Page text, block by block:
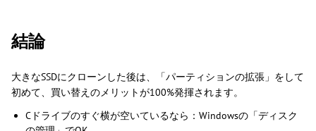
結論
大きなSSDにクローンした後は、「パーティションの拡張」をして
初めて、買い替えのメリットが100%発揮されます。
Cドライブのすぐ横が空いているなら：Windowsの「ディスク